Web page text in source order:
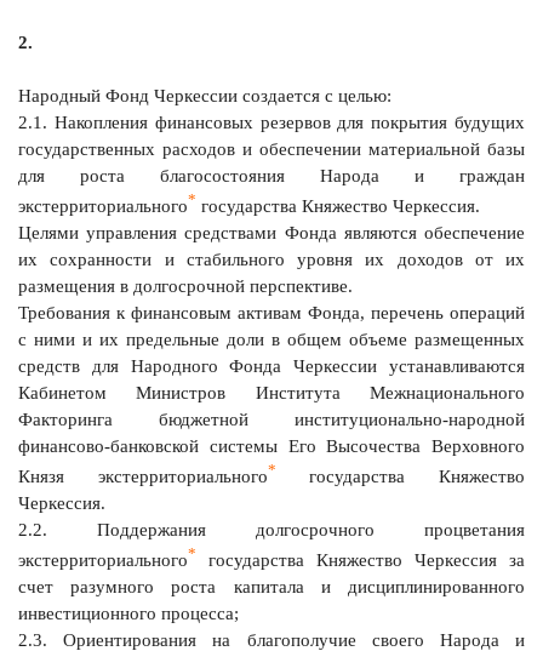
2.
Народный Фонд Черкессии создается с целью:
2.1. Накопления финансовых резервов для покрытия будущих
государственных расходов и обеспечении материальной базы
для роста благосостояния Народа и граждан
экстерриториального* государства Княжество Черкессия.
Целями управления средствами Фонда являются обеспечение
их сохранности и стабильного уровня их доходов от их
размещения в долгосрочной перспективе.
Требования к финансовым активам Фонда, перечень операций
с ними и их предельные доли в общем объеме размещенных
средств для Народного Фонда Черкессии устанавливаются
Кабинетом Министров Института Межнационального
Факторинга бюджетной институционально-народной
финансово-банковской системы Его Высочества Верховного
Князя экстерриториального*
государства Княжество
Черкессия.
2.2. Поддержания долгосрочного процветания
экстерриториального*
государства Княжество Черкессия за
счет разумного роста капитала и дисциплинированного
инвестиционного процесса;
2.3. Ориентирования на благополучие своего Народа и